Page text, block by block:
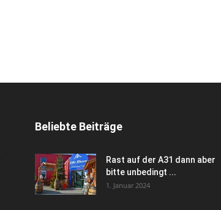
Beliebte Beiträge
Rast auf der A31 dann aber
bitte unbedingt ...
1. Januar 2024